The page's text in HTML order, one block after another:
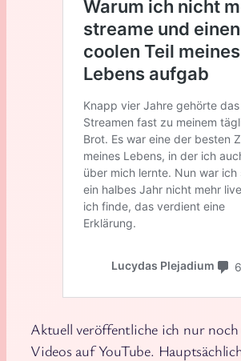
Aktuell veröffentliche ich nur noch
Videos auf YouTube.